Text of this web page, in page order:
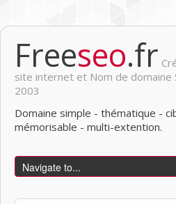
Freeseo.fr
site internet et Nom de domaine
2003
Domaine simple - thématique -
mémorisable - multi-extention.